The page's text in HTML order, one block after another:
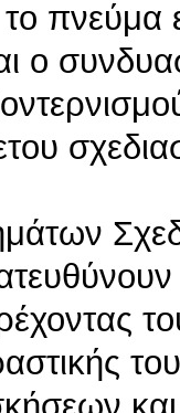
πνεύμα
ο